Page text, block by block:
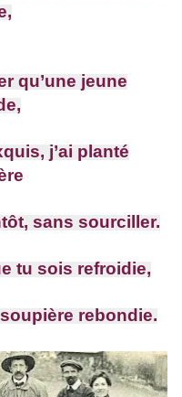
qu’une jeune
j’ai planté
sans sourciller.
tu sois refroidie,
rebondie.